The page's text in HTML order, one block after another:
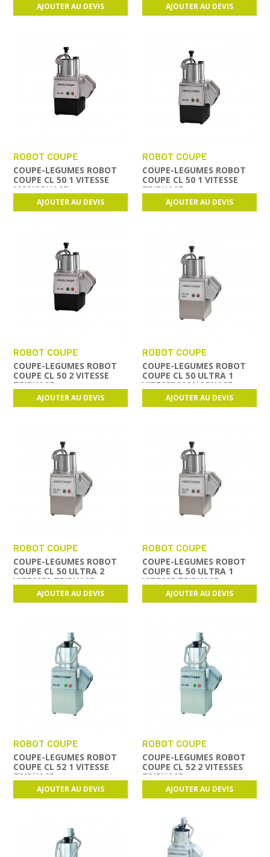
AJOUTER AU DEVIS AJOUTER AU DEVIS
ROBOT COUPE
COUPE-LEGUMES ROBOT
COUPE CL 50 1 VITESSE
MONOPHASE
AJOUTER AU DEVIS
ROBOT COUPE
COUPE-LEGUMES ROBOT
COUPE CL 50 1 VITESSE
TRIPHASE
AJOUTER AU DEVIS
ROBOT COUPE
COUPE-LEGUMES ROBOT
COUPE CL 50 2 VITESSE
TRIPHASE
AJOUTER AU DEVIS
ROBOT COUPE
COUPE-LEGUMES ROBOT
COUPE CL 50 ULTRA 1
VITESSE MONOPHASE
AJOUTER AU DEVIS
ROBOT COUPE
COUPE-LEGUMES ROBOT
COUPE CL 50 ULTRA 2
VITESSES TRIPHASE
AJOUTER AU DEVIS
ROBOT COUPE
COUPE-LEGUMES ROBOT
COUPE CL 50 ULTRA 1
VITESSE TRIPHASE
AJOUTER AU DEVIS
ROBOT COUPE
COUPE-LEGUMES ROBOT
COUPE CL 52 1 VITESSE
TRIPHASE
AJOUTER AU DEVIS
ROBOT COUPE
COUPE-LEGUMES ROBOT
COUPE CL 52 2 VITESSES
TRIPHASE
AJOUTER AU DEVIS